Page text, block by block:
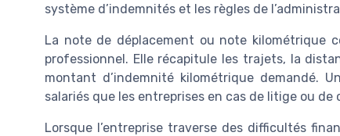
système d’indemnités et les règles de
La note de déplacement ou note kilométrique
professionnel. Elle récapitule les trajets, la
montant d’indemnité kilométrique demandé.
salariés que les entreprises en cas de litige ou de
Lorsque l’entreprise traverse des difficultés